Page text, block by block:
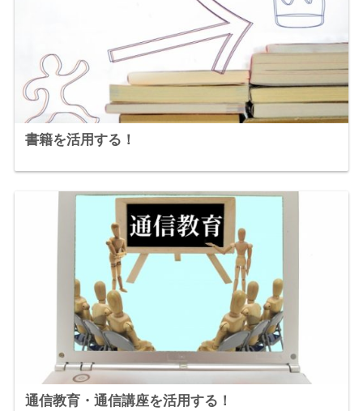
書籍を活用する！
通信教育・通信講座を活用する！